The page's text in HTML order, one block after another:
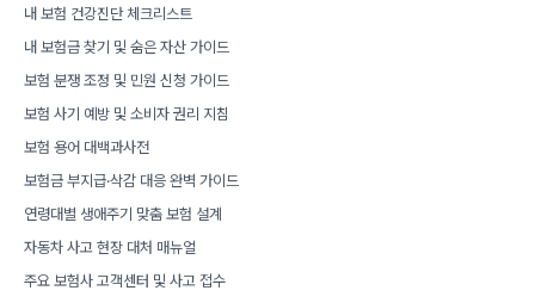
내 보험 건강진단 체크리스트
내 보험금 찾기 및 숨은 자산 가이드
보험 분쟁 조정 및 민원 신청 가이드
보험 사기 예방 및 소비자 권리 지침
보험 용어 대백과사전
보험금 부지급·삭감 대응 완벽 가이드
연령대별 생애주기 맞춤 보험 설계
자동차 사고 현장 대처 매뉴얼
주요 보험사 고객센터 및 사고 접수